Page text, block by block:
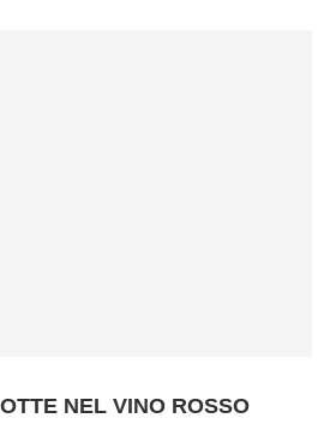
NEL VINO ROSSO